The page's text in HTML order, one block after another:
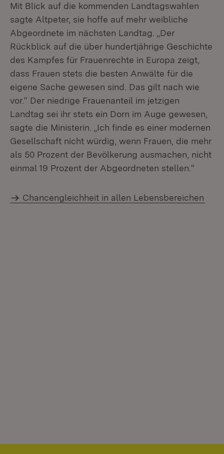
Mit Blick auf die kommenden Landtagswahlen
sagte Altpeter, sie hoffe auf mehr weibliche
Abgeordnete im nächsten Landtag. „Der
Rückblick auf die über hundertjährige Geschichte
des Kampfes für Frauenrechte in Europa zeigt,
dass Frauen stets die besten Anwälte für die
eigene Sache gewesen sind. Das gilt nach wie
vor.“ Der niedrige Frauenanteil im jetzigen
Landtag sei ihr stets ein Dorn im Auge gewesen,
sagte die Ministerin. „Ich finde es einer modernen
Gesellschaft nicht würdig, wenn Frauen, die mehr
als 50 Prozent der Bevölkerung ausmachen, nicht
einmal 19 Prozent der Abgeordneten stellen.“
Chancengleichheit in allen Lebensbereichen